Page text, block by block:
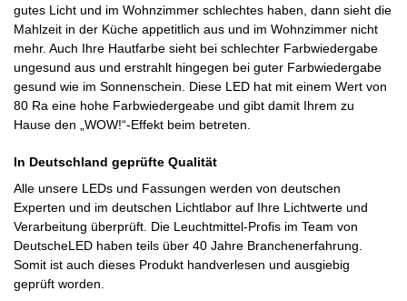
gutes Licht und im Wohnzimmer schlechtes haben, dann sieht die
Mahlzeit in der Küche appetitlich aus und im Wohnzimmer nicht
mehr. Auch Ihre Hautfarbe sieht bei schlechter Farbwiedergabe
ungesund aus und erstrahlt hingegen bei guter Farbwiedergabe
gesund wie im Sonnenschein. Diese LED hat mit einem Wert von
80 Ra eine hohe Farbwiedergeabe und gibt damit Ihrem zu
Hause den „WOW!“-Effekt beim betreten.
In Deutschland geprüfte Qualität
Alle unsere LEDs und Fassungen werden von deutschen
Experten und im deutschen Lichtlabor auf Ihre Lichtwerte und
Verarbeitung überprüft. Die Leuchtmittel-Profis im Team von
DeutscheLED haben teils über 40 Jahre Branchenerfahrung.
Somit ist auch dieses Produkt handverlesen und ausgiebig
geprüft worden.